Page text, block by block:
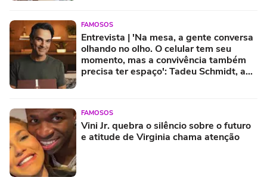
FAMOSOS
Entrevista | 'Na mesa, a gente conversa
olhando no olho. O celular tem seu
momento, mas a convivência também
precisa ter espaço': Tadeu Schmidt, aos
FAMOSOS
Vini Jr. quebra o silêncio sobre o futuro
e atitude de Virginia chama atenção